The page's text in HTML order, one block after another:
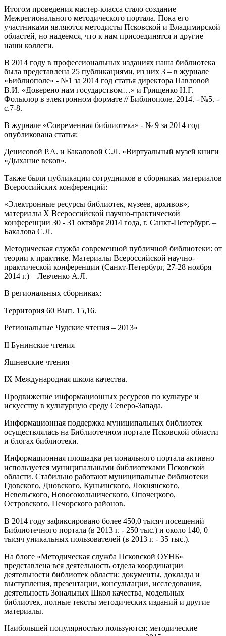
Итогом проведения мастер-класса стало создание
Межрегионального методического портала. Пока его
участниками являются методисты Псковской и Владимирской
областей, но надеемся, что к нам присоединятся и другие
наши коллеги.
В 2014 году в профессиональных изданиях наша библиотека
была представлена 25 публикациями, из них 3 – в журнале
«Библиополе» - №1 за 2014 год статья директора Павловой
В.И. «Доверено нам государством…» и Грищенко Н.Г.
Фольклор в электронном формате // Библиополе. 2014. - №5. -
с.7-8.
В журнале «Современная библиотека» - № 9 за 2014 год
опубликована статья:
Денисовой Р.А. и Бакаловой С.Л. «Виртуальный музей книги
«Дыхание веков».
Также были публикации сотрудников в сборниках материалов
Всероссийских конференций:
«Электронные ресурсы библиотек, музеев, архивов»,
материалы X Всероссийской научно-практической
конференции 30 - 31 октября 2014 года, г. Санкт-Петербург. –
Бакалова С.Л.
Методическая служба современной публичной библиотеки: от
теории к практике. Материалы Всероссийской научно-
практической конференции (Санкт-Петербург, 27-28 ноября
2014 г.) – Левченко А.Л.
В региональных сборниках:
Территория 60 Вып. 15,16.
Региональные Чудские чтения – 2013»
II Бунинские чтения
Яшневские чтения
IX Международная школа качества.
Продвижение информационных ресурсов по культуре и
искусству в культурную среду Северо-Запада.
Информационная поддержка муниципальных библиотек
осуществлялась на Библиотечном портале Псковской области
и блогах библиотеки.
Информационная площадка регионального портала активно
используется муниципальными библиотеками Псковской
области. Стабильно работают муниципальные библиотеки
Гдовского, Дновского, Куньинского, Локнянского,
Невельского, Новосокольнического, Опочецкого,
Островского, Печорского районов.
В 2014 году зафиксировано более 450,0 тысяч посещений
Библиотечного портала (в 2013 г. - 250 тыс.) и около 140, 0
тысяч уникальных пользователей (в 2013 г. - 35 тыс.).
На блоге «Методическая служба Псковской ОУНБ»
представлена вся деятельность отдела координации
деятельности библиотек области: документы, доклады и
выступления, презентации, консультации, исследования,
деятельность Зональных Школ качества, модельных
библиотек, полные тексты методических изданий и другие
материалы.
Наибольшей популярностью пользуются: методические